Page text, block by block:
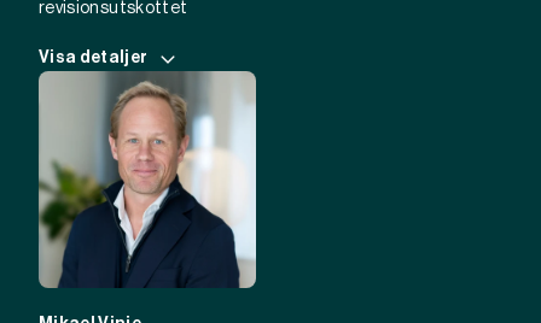
revisionsutskottet
Visa detaljer